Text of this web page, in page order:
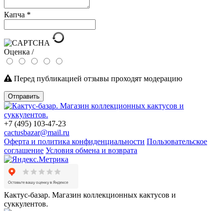
Капча *
Оценка /
Перед публикацией отзывы проходят модерацию
Отправить
+7 (495) 103-47-23
cactusbazar@mail.ru
Оферта и политика конфиденциальности Пользовательское
соглашение Условия обмена и возврата
Кактус-базар. Магазин коллекционных кактусов и
суккулентов.